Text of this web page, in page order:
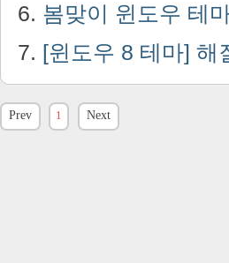
봄맞이 윈도우 테
[윈도우 8 테마]
Prev 1 Next